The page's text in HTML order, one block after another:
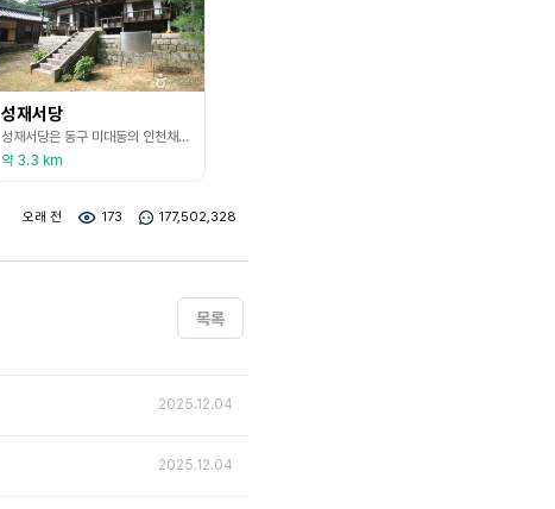
성재서당
성재서당은 동구 미대동의 인천채씨 성재 문중의 현조인 양전헌 채선견이 최초로 건립했으며 조선 인조 때 선비 채명보가 학문을 강론하던 곳이다. 채명보의 휘는 선견, 자는 명보, 호는 양전헌이며 본관은 인천이다. 광해군 9년(1617) 생원시에 합격하였고, 서궁유폐사건이 일어나자, 선비들과 함께 상소를 올려 잘못된 점을 지적하였다. 인조 2년(1624) 이괄의 난 때에는 향병을 모집하기도 하였으며, 인조 4년에 희릉참봉에 제수되었으나 받지 않았다. 고향으로
약 3.3 km
오래 전 173 177,502,328
목록
2025.12.04
2025.12.04